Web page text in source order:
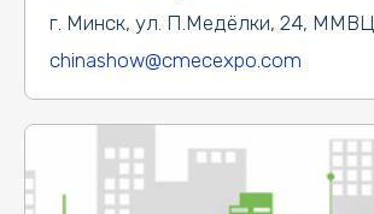
г. Минск, ул. П.Медёлки, 24, ММВЦ
chinashow@cmecexpo.com